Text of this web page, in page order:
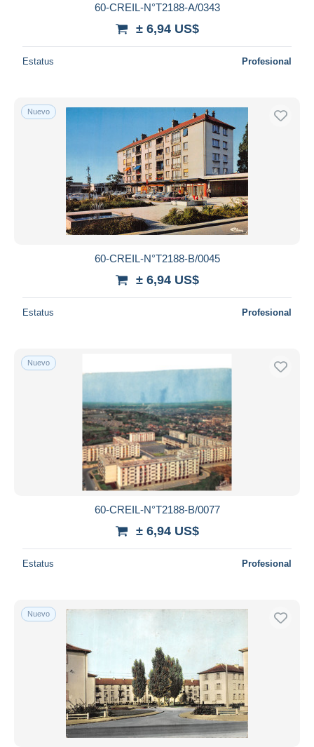
60-CREIL-N°T2188-A/0343
± 6,94 US$
Estatus Profesional
Nuevo
60-CREIL-N°T2188-B/0045
± 6,94 US$
Estatus Profesional
Nuevo
60-CREIL-N°T2188-B/0077
± 6,94 US$
Estatus Profesional
Nuevo